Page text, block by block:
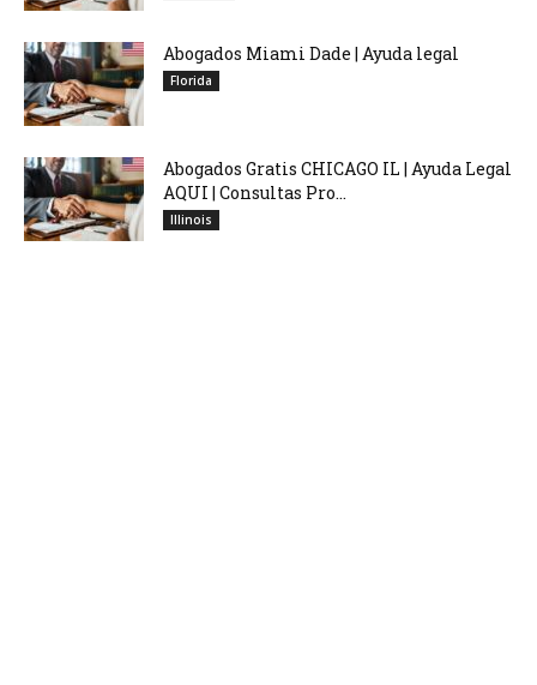
Abogados Miami Dade | Ayuda legal
Florida
Abogados Gratis CHICAGO IL | Ayuda Legal
AQUI | Consultas Pro...
Illinois